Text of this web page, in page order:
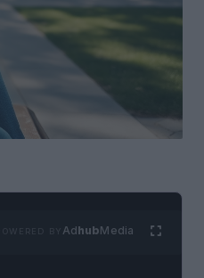
AdhubMedia